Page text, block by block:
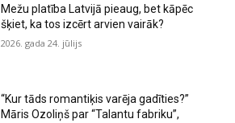
Mežu platība Latvijā pieaug, bet kāpēc
šķiet, ka tos izcērt arvien vairāk?
2026. gada 24. jūlijs
“Kur tāds romantiķis varēja gadīties?”
Māris Ozoliņš par “Talantu fabriku”,